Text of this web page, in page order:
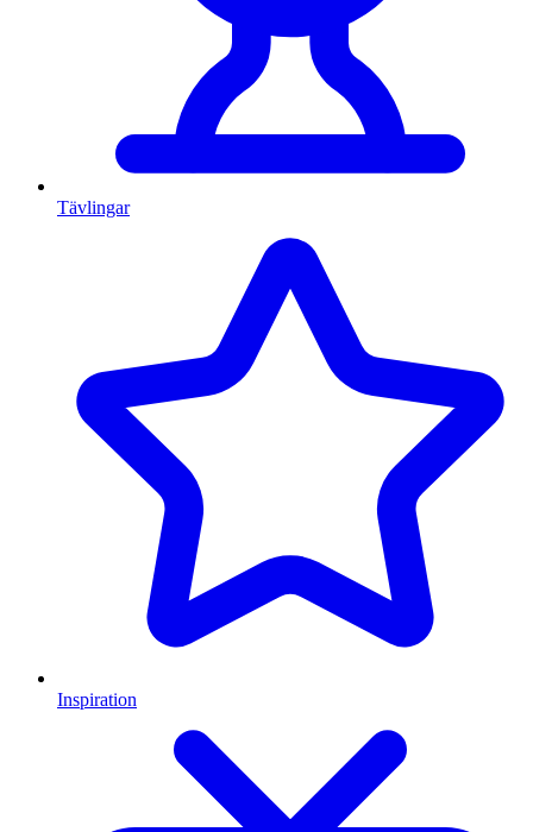
Tävlingar
Inspiration